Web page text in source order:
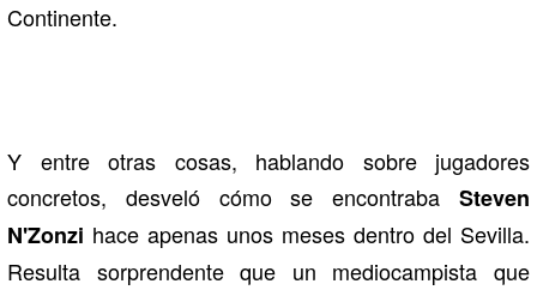
Continente.
Y entre otras cosas, hablando sobre jugadores
concretos, desveló cómo se encontraba Steven
N'Zonzi hace apenas unos meses dentro del Sevilla.
Resulta sorprendente que un mediocampista que